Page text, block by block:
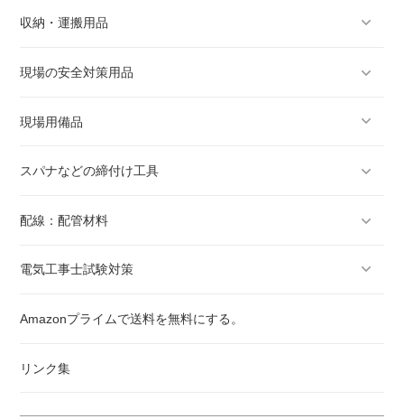
収納・運搬用品
現場の安全対策用品
現場用備品
スパナなどの締付け工具
配線：配管材料
電気工事士試験対策
Amazonプライムで送料を無料にする。
リンク集